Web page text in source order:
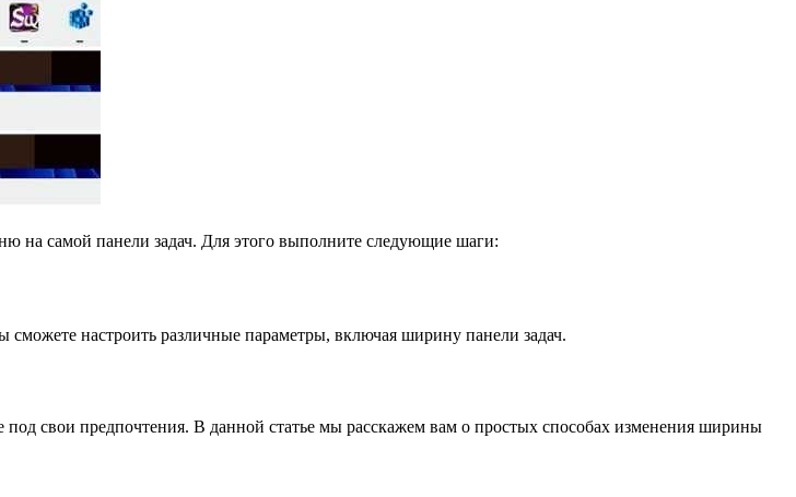
на самой панели задач. Для этого выполните следующие шаги:
настроить различные параметры, включая ширину панели задач.
свои предпочтения. В данной статье мы расскажем вам о простых способах изменения ширины